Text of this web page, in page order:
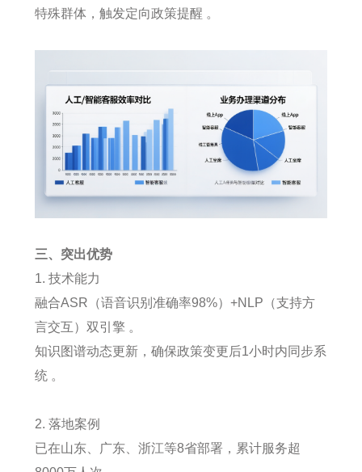
特殊群体，触发定向政策提醒 。
三、突出优势
1. 技术能力
融合ASR（语音识别准确率98%）+NLP（支持方
言交互）双引擎 。
知识图谱动态更新，确保政策变更后1小时内同步系
统 。
2. 落地案例
已在山东、广东、浙江等8省部署，累计服务超